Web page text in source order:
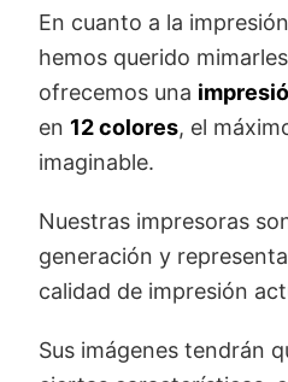
En cuanto a la
hemos querido
ofrecemos una
en 12 colores, el
imaginable.
Nuestras impresoras
generación y
calidad de impresión
Sus imágenes tendrán